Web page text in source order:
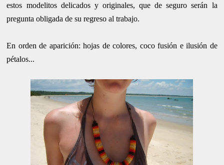
estos modelitos delicados y originales, que de seguroserán la
pregunta obligada de su regreso al trabajo.
En orden de aparición: hojas de colores, coco fusión e ilusión de
pétalos...